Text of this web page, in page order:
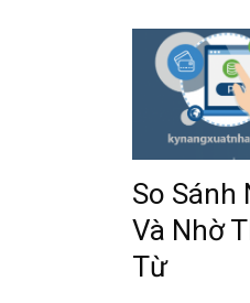
So Sánh
Và Nhờ
Từ